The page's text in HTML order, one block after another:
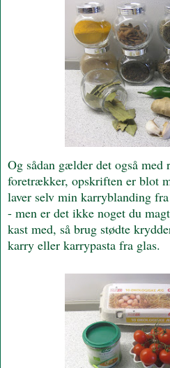
Og sådan gælder det også med
foretrækker, opskriften er blot
laver selv min karryblanding
- men er det ikke noget du
kast med, så brug stødte
karry eller karrypasta fra glas.